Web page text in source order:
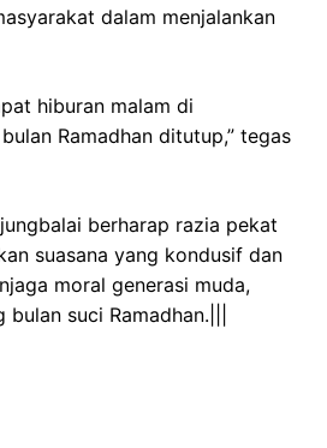
dalam menjalankan
hiburan malam di
Ramadhan ditutup,” tegas
berharap razia pekat
suasana yang kondusif dan
moral generasi muda,
suci Ramadhan.|||